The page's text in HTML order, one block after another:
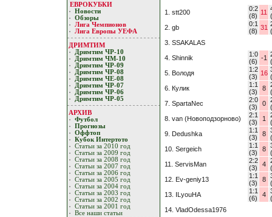
ЕВРОКУБКИ
Новости
Обзоры
Лигa Чемпиoнoв
Лига Европы УЕФA
ДРИМТИМ
Дримтим ЧР-10
Дримтим ЧМ-10
Дримтим ЧР-09
Дримтим ЧР-08
Дримтим ЧЕ-08
Дримтим ЧР-07
Дримтим ЧР-06
Дримтим ЧР-05
АРХИВ
Футбол
Прогнозы
Оффтоп
Кубoк Интертoтo
Статьи за 2010 год
Статьи за 2009 год
Статьи за 2008 год
Статьи за 2007 год
Статьи за 2006 год
Статьи за 2005 год
Статьи за 2004 год
Статьи за 2003 год
Статьи за 2002 год
Статьи за 2001 год
Все наши статьи
1. stt200
0:2
(8) 11
2. gb
0:1
(8) 31
3. SSAKALAS
4. Shinnik
1:0
(6) -1
5. Володя
1:2
(3) 16
6. Кулик
1:1
(3)
8
7. SpartaNec
2:0
(3)
0
8. van (Новоподзорново)
2:1
(3)
1
9. Dedushka
1:1
(3)
8
10. Sergeich
1:1
(3)
8
11. ServisMan
2:2
(3)
4
12. Ev-geniy13
1:1
(3)
8
13. ILyouHA
1:1
(6)
4
14. VladOdessa1976